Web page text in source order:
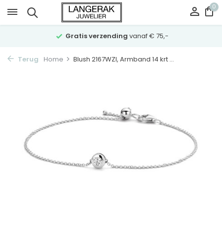
0
Gratis verzending vanaf € 75,-
Terug Home Blush 2167WZI, Armband 14 krt ...